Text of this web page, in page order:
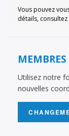
Vous pouvez
détails,
MEMBRES
Utilisez notre
nouvelles